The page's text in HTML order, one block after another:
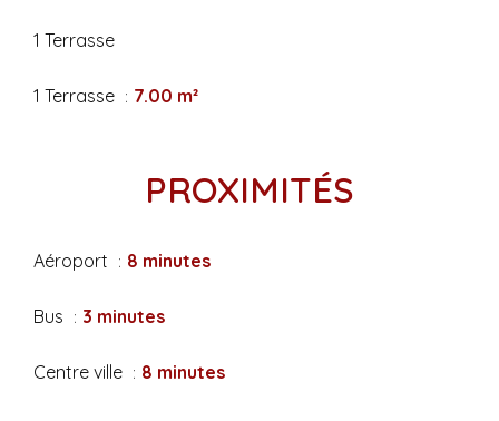
1 Terrasse
1 Terrasse 7.00 m²
PROXIMITÉS
Aéroport 8 minutes
Bus 3 minutes
Centre ville 8 minutes